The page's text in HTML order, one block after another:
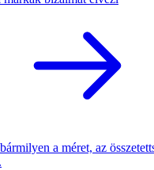
a méret, az